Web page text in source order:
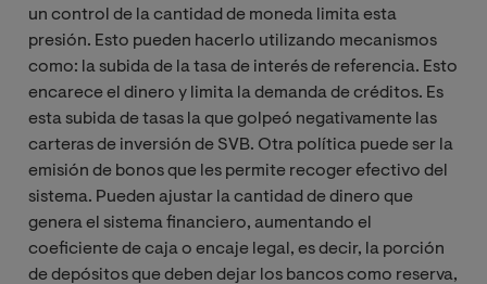
un control de la cantidad de moneda limita esta
presión. Esto pueden hacerlo utilizando mecanismos
como: la subida de la tasa de interés de referencia. Esto
encarece el dinero y limita la demanda de créditos. Es
esta subida de tasas la que golpeó negativamente las
carteras de inversión de SVB. Otra política puede ser la
emisión de bonos que les permite recoger efectivo del
sistema. Pueden ajustar la cantidad de dinero que
genera el sistema financiero, aumentando el
coeficiente de caja o encaje legal, es decir, la porción
de depósitos que deben dejar los bancos como reserva,